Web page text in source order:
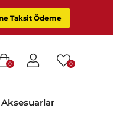
Taksit Ödeme
0
0
Aksesuarlar